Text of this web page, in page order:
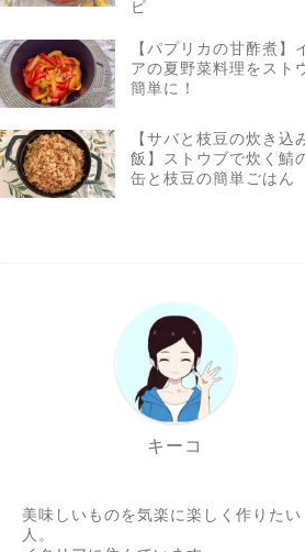
ピ
【パプリカの甘酢煮】
アの夏野菜料理をスト
簡単に！
【サバと枝豆の炊き込
飯】ストウブで炊く鯖
缶と枝豆の簡単ごはん
キーコ
美味しいものを気楽に楽しく作りたい
人。